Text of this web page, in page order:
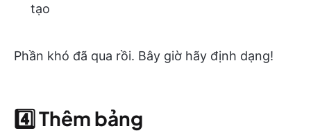
tạo
Phần khó đã qua rồi. Bây giờ hãy định dạng!
4️⃣Thêm bảng